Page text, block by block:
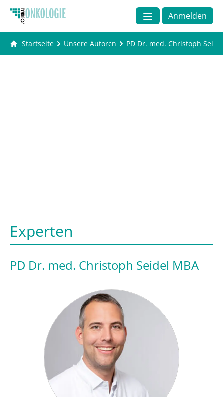
Anmelden
Startseite Unsere Autoren PD Dr. med. Christoph
Experten
PD Dr. med. Christoph Seidel MBA